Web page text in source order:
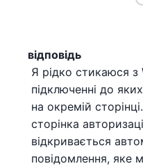
відповідь
Я рідко стикаюся
підключенні до
на окремій
сторінка
відкривається
повідомлення, яке